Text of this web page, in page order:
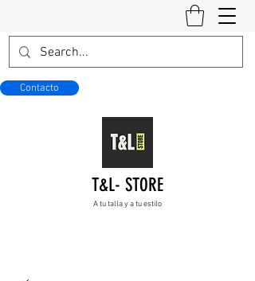
Contacto
T&L- STORE
A tu talla y a tu estilo